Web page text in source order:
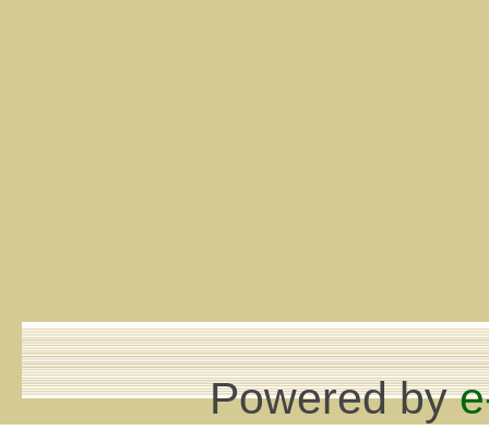
Powered by